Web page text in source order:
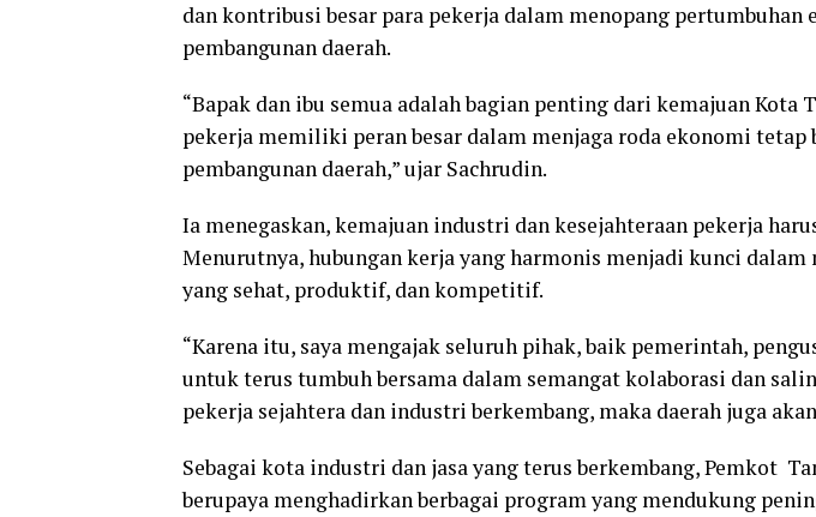
dan kontribusi besar para pekerja dalam menopang pertumbuhan
pembangunan daerah.
“Bapak dan ibu semua adalah bagian penting dari kemajuan Kota
pekerja memiliki peran besar dalam menjaga roda ekonomi tetap
pembangunan daerah,” ujar Sachrudin.
Ia menegaskan, kemajuan industri dan kesejahteraan pekerja
Menurutnya, hubungan kerja yang harmonis menjadi kunci
yang sehat, produktif, dan kompetitif.
“Karena itu, saya mengajak seluruh pihak, baik pemerintah,
untuk terus tumbuh bersama dalam semangat kolaborasi dan
pekerja sejahtera dan industri berkembang, maka daerah juga
Sebagai kota industri dan jasa yang terus berkembang, Pemkot
berupaya menghadirkan berbagai program yang mendukung